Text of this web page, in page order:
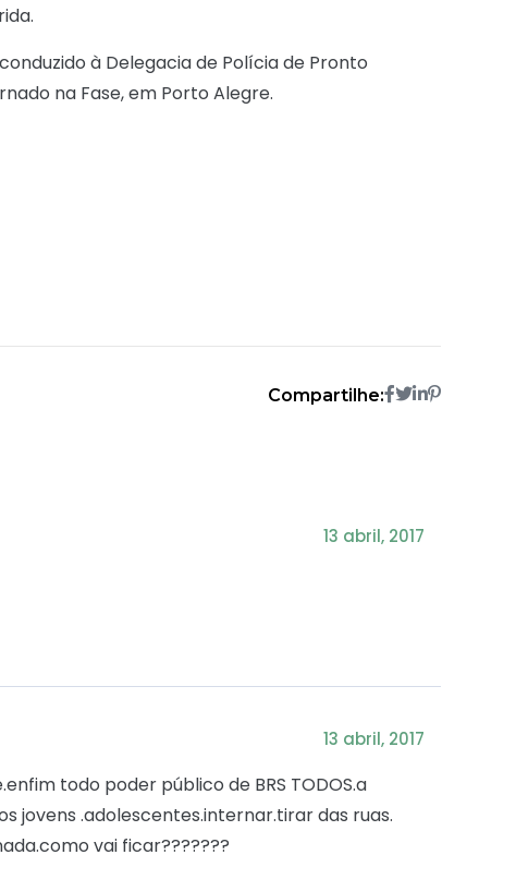
à Delegacia de Polícia de Pronto
na Fase, em Porto Alegre.
Compartilhe:
13 abril, 2017
13 abril, 2017
todo poder público de BRS TODOS.a
jovens .adolescentes.internar.tirar das ruas.
vai ficar???????